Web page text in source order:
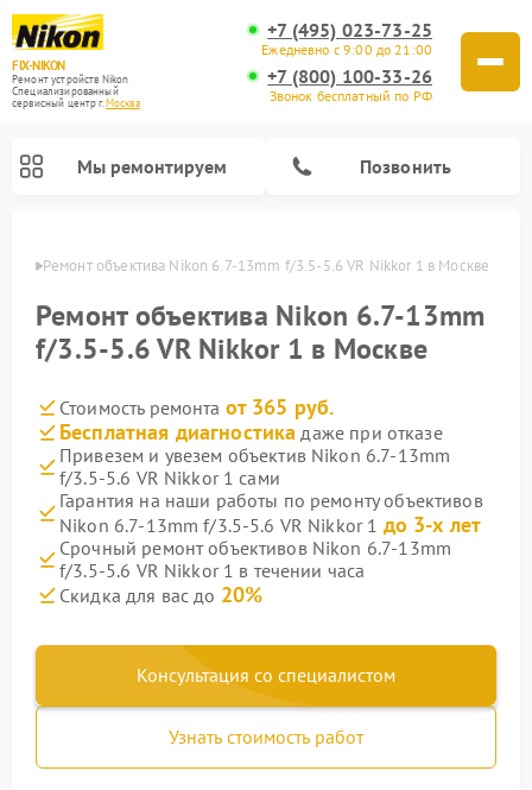
FIX-NIKON
Ремонт устройств Nikon
Специализированный
cервисный центр г.Москва
+7 (495) 023-73-25
Ежедневно с 9:00 до 21:00
+7 (800) 100-33-26
Звонок бесплатный по РФ
Мы ремонтируем Позвонить
Ремонт объектива Nikon 6.7-13mm f/3.5-5.6 VR Nikkor 1 в Москве
Ремонт объектива Nikon 6.7-13mm
f/3.5-5.6 VR Nikkor 1 в Москве
Стоимость ремонта от 365 руб.
Бесплатная диагностика даже при отказе
Привезем и увезем объектив Nikon 6.7-13mm
f/3.5-5.6 VR Nikkor 1 сами
Гарантия на наши работы по ремонту объективов
Nikon 6.7-13mm f/3.5-5.6 VR Nikkor 1 до 3-х лет
Срочный ремонт объективов Nikon 6.7-13mm
f/3.5-5.6 VR Nikkor 1 в течении часа
Скидка для вас до 20%
Консультация со специалистом
Узнать стоимость работ